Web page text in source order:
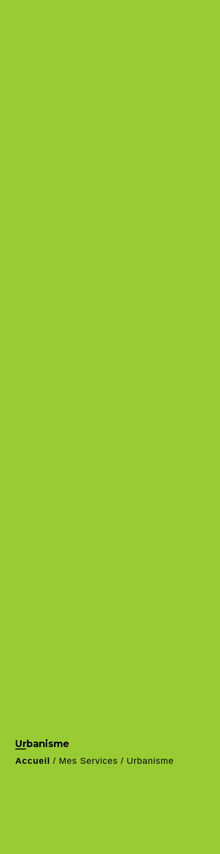
Urbanisme
Accueil / Mes Services / Urbanisme